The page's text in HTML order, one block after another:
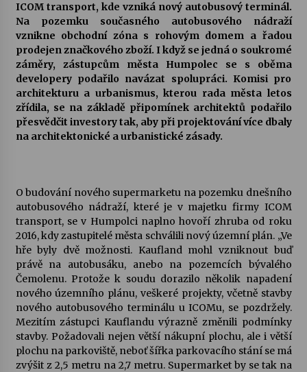
Votavžatský ploty
23. 7. 2026
Letní koncerty ve Stromovce: Rufus Miller
22. 7. 2026
Vysočinka
Ozvěny prázdnin
14. 7. 2026
Za kulturou kousek za Humpolec. V Želivě ožije
odkaz Josefa Čapka
13. 7. 2026
Varhanní recitál Michala Novenka v Klášteře
Želiv
3. 7. 2026
ICOM transport, kde vzniká nový autobusový terminál.
Na pozemku současného autobusového nádraží
vznikne obchodní zóna s rohovým domem a řadou
prodejen značkového zboží. I když se jedná o soukromé
záměry, zástupcům města Humpolec se s oběma
developery podařilo navázat spolupráci. Komisi pro
architekturu a urbanismus, kterou rada města letos
zřídila, se na základě připomínek architektů podařilo
přesvědčit investory tak, aby při projektování více dbaly
na architektonické a urbanistické zásady.
O budování nového supermarketu na pozemku dnešního
autobusového nádraží, které je v majetku firmy ICOM
transport, se v Humpolci naplno hovoří zhruba od roku
2016, kdy zastupitelé města schválili nový územní plán. „Ve
hře byly dvě možnosti. Kaufland mohl vzniknout buď
právě na autobusáku, anebo na pozemcích bývalého
Čemolenu. Protože k soudu dorazilo několik napadení
nového územního plánu, veškeré projekty, včetně stavby
nového autobusového terminálu u ICOMu, se pozdržely.
Mezitím zástupci Kauflandu výrazně změnili podmínky
stavby. Požadovali nejen větší nákupní plochu, ale i větší
plochu na parkoviště, neboť šířka parkovacího stání se má
zvýšit z 2,5 metru na 2,7 metru. Supermarket by se tak na